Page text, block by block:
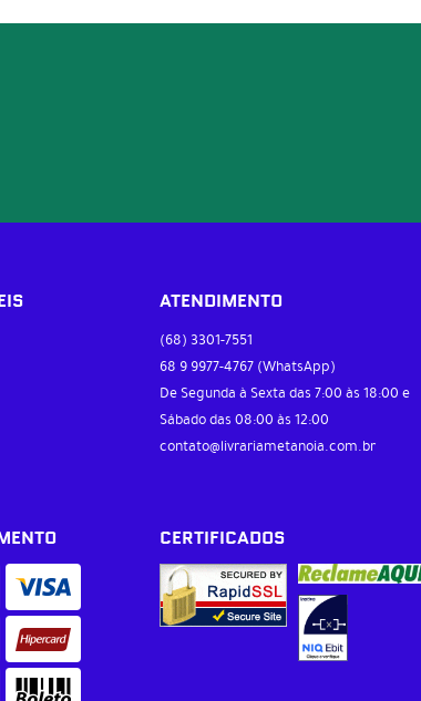
ATENDIMENTO
(68) 3301-7551
68 9 9977-4767 (WhatsApp)
De Segunda à Sexta das 7:00 às 18:00 e
Sábado das 08:00 às 12:00
contato@livrariametanoia.com.br
CERTIFICADOS